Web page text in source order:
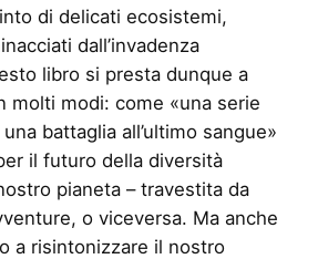
di delicati ecosistemi,
dall’invadenza
libro si presta dunque a
molti modi: come «una serie
battaglia all’ultimo sangue»
il futuro della diversità
pianeta – travestita da
o viceversa. Ma anche
a risintonizzare il nostro